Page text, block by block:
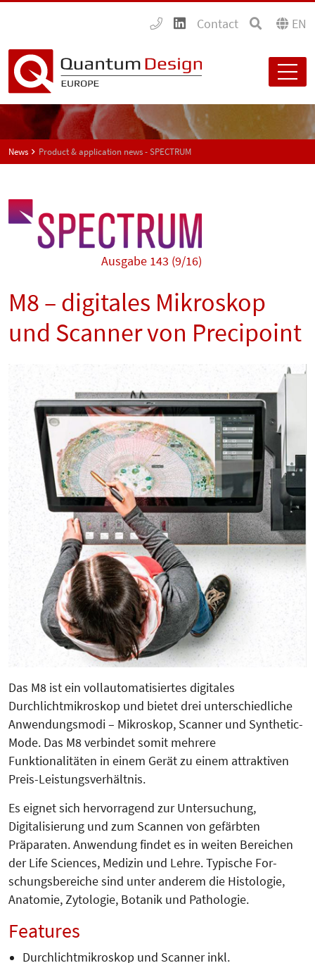
Contact EN
News Product & application news - SPECTRUM
Ausgabe 143 (9/16)
M8 – digitales Mikroskop
und Scanner von Precipoint
Das M8 ist ein vollautomatisiertes digitales
Durchlichtmikroskop und bietet drei unterschiedliche
An­wen­dungsmodi – Mikroskop, Scanner und Synthetic-
Mode. Das M8 verbindet somit mehrere
Funktionalitäten in einem Gerät zu einem attraktiven
Preis-Leistungsverhältnis.
Es eignet sich hervorragend zur Un­ter­suchung,
Digitalisierung und zum Scan­nen von gefärbten
Präparaten. Anwendung findet es in weiten Berei­chen
der Life Sciences, Medizin und Lehre. Typische For­
schungs­bereiche sind unter anderem die Histologie,
Anatomie, Zytologie, Botanik und Patho­logie.
Features
Durchlichtmikroskop und Scanner inkl.